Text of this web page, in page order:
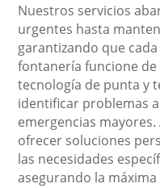
Nuestros servicios
urgentes hasta
garantizando que
fontanería funcione
tecnología de punta y
identificar problemas
emergencias
ofrecer soluciones
las necesidades
asegurando la